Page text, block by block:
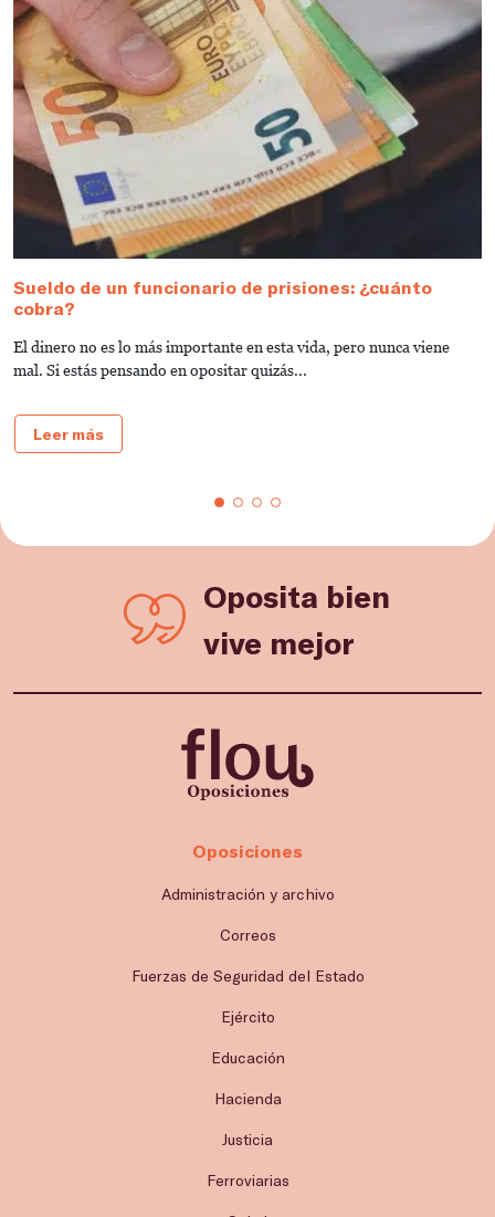
Sueldo de un funcionario de prisiones: ¿cuánto
cobra?
El dinero no es lo más importante en esta vida, pero nunca viene
mal. Si estás pensando en opositar quizás...
Leer más
Oposita bien
vive mejor
Oposiciones
Administración y archivo
Correos
Fuerzas de Seguridad del Estado
Ejército
Educación
Hacienda
Justicia
Ferroviarias